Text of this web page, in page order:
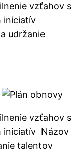
vzťahov s
iniciatív
udržanie
vzťahov s
iniciatív Názov
talentov